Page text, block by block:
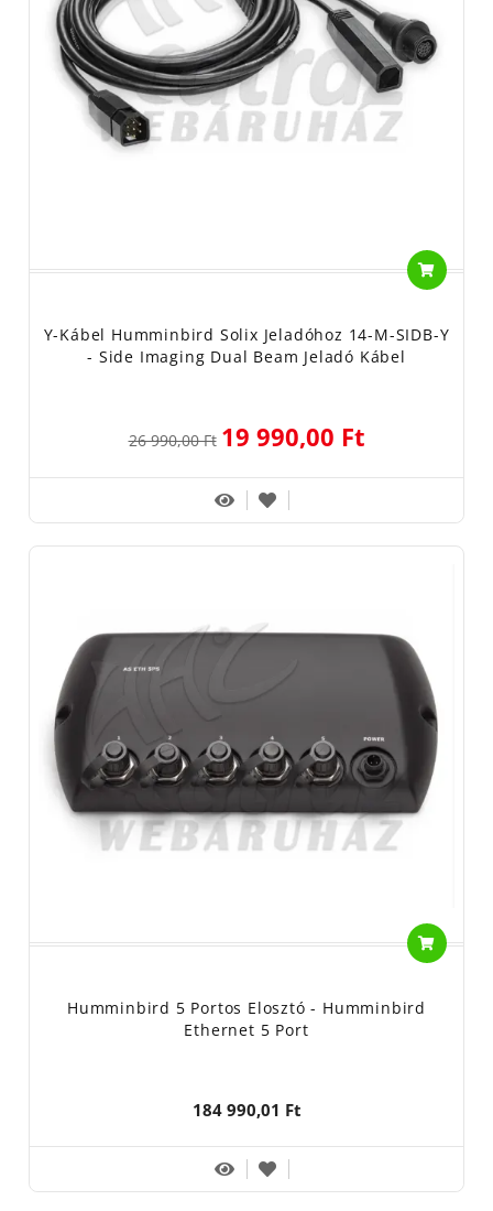
Y-Kábel Humminbird Solix Jeladóhoz 14-M-SIDB-Y
- Side Imaging Dual Beam Jeladó Kábel
26 990,00 Ft 19 990,00 Ft
Humminbird 5 Portos Elosztó - Humminbird
Ethernet 5 Port
184 990,01 Ft